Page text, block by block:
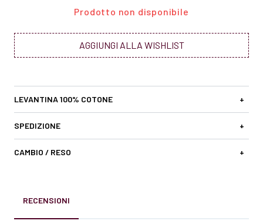
Prodotto non disponibile
AGGIUNGI ALLA WISHLIST
LEVANTINA 100% COTONE +
SPEDIZIONE +
CAMBIO / RESO +
RECENSIONI